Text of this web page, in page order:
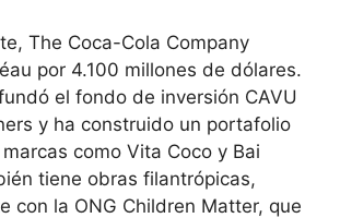
The Coca-Cola Company
por 4.100 millones de dólares.
el fondo de inversión CAVU
y ha construido un portafolio
como Vita Coco y Bai
tiene obras filantrópicas,
con la ONG Children Matter, que